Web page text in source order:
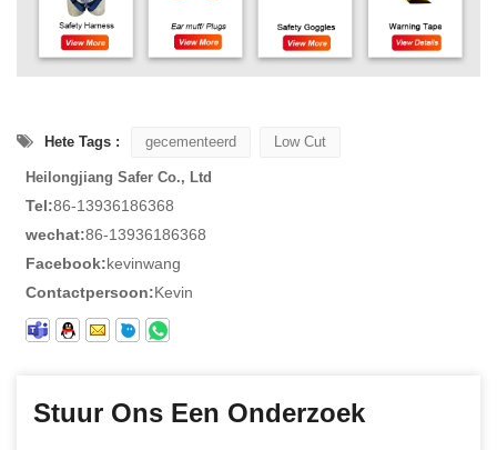
Hete Tags : gecementeerd Low Cut
Heilongjiang Safer Co., Ltd
Tel:86-13936186368
wechat:86-13936186368
Facebook:kevinwang
Contactpersoon:Kevin
Stuur Ons Een Onderzoek